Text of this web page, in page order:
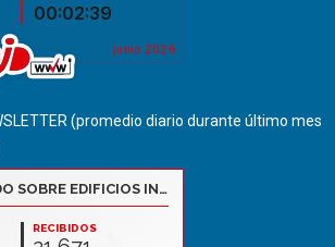
(promedio diario durante último mes